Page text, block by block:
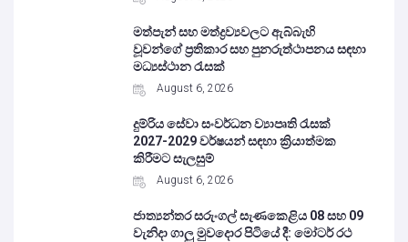
මත්පැන් සහ මත්ද්‍රව්‍යවලට ඇබ්බැහි
වූවන්ගේ ප්‍රතිකාර සහ පුනරුත්ථාපනය සඳහා
මධ්‍යස්ථාන රැසක්
August 6, 2026
දුම්රිය සේවා සංවර්ධන ව්‍යාපෘති රැසක්
2027-2029 වර්ෂයන් සඳහා ක්‍රියාත්මක
කිරීමට සැලසුම්
August 6, 2026
ජාත්‍යන්තර සරුංගල් සැණකෙළිය 08 සහ 09
වැනිදා ගාලු මුවදොර පිටියේ දී: මෝටර් රථ